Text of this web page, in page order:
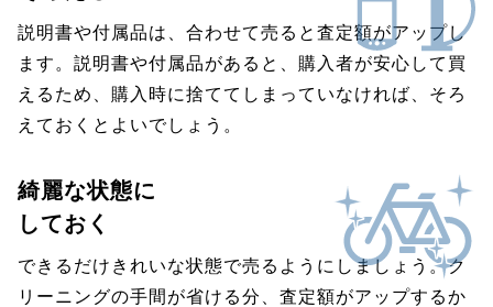
説明書や付属品は、合わせて売ると査定額がアップし
ます。説明書や付属品があると、購入者が安心して買
えるため、購入時に捨ててしまっていなければ、そろ
えておくとよいでしょう。
綺麗な状態に
しておく
できるだけきれいな状態で売るようにしましょう。ク
リーニングの手間が省ける分、査定額がアップするか